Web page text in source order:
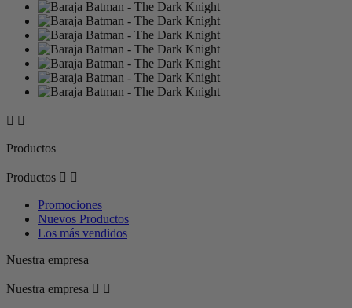
 
Productos
Productos  
Promociones
Nuevos Productos
Los más vendidos
Nuestra empresa
Nuestra empresa  